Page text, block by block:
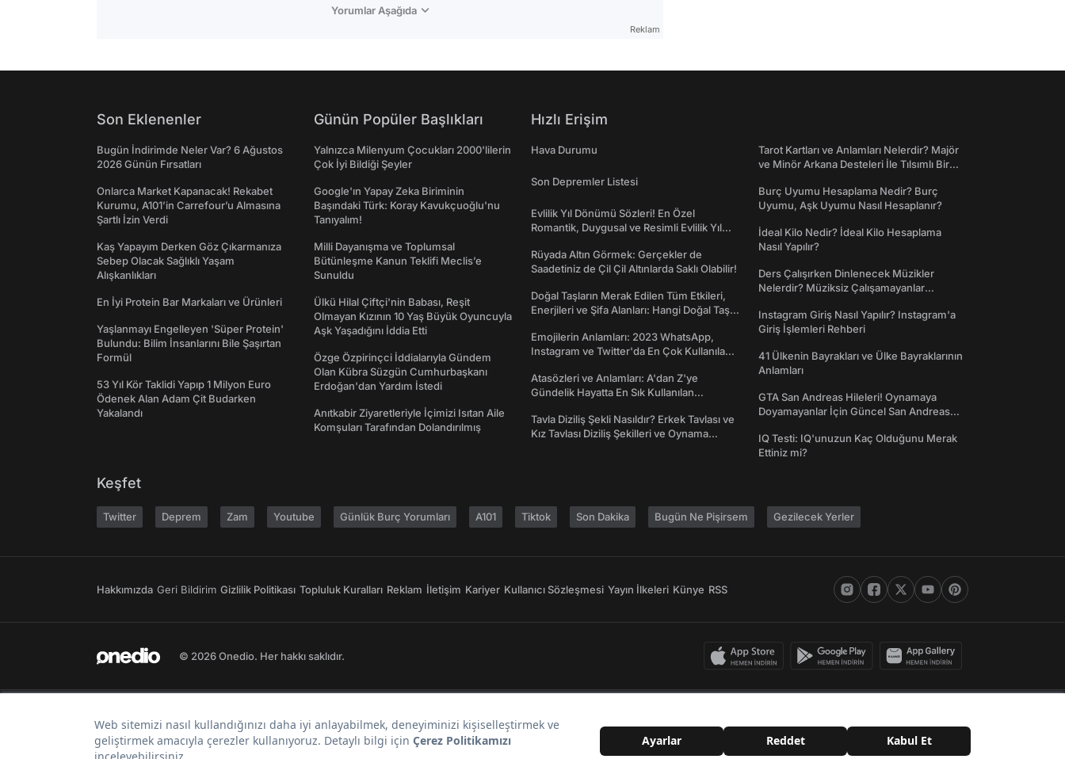
Yorumlar Aşağıda
Reklam
Son Eklenenler
Bugün İndirimde Neler Var? 6 Ağustos
2026 Günün Fırsatları
Onlarca Market Kapanacak! Rekabet
Kurumu, A101’in Carrefour’u Almasına
Şartlı İzin Verdi
Kaş Yapayım Derken Göz Çıkarmanıza
Sebep Olacak Sağlıklı Yaşam
Alışkanlıkları
En İyi Protein Bar Markaları ve Ürünleri
Yaşlanmayı Engelleyen 'Süper Protein'
Bulundu: Bilim İnsanlarını Bile Şaşırtan
Formül
53 Yıl Kör Taklidi Yapıp 1 Milyon Euro
Ödenek Alan Adam Çit Budarken
Yakalandı
Günün Popüler Başlıkları
Yalnızca Milenyum Çocukları 2000'lilerin
Çok İyi Bildiği Şeyler
Google'ın Yapay Zeka Biriminin
Başındaki Türk: Koray Kavukçuoğlu'nu
Tanıyalım!
Milli Dayanışma ve Toplumsal
Bütünleşme Kanun Teklifi Meclis’e
Sunuldu
Ülkü Hilal Çiftçi'nin Babası, Reşit
Olmayan Kızının 10 Yaş Büyük Oyuncuyla
Aşk Yaşadığını İddia Etti
Özge Özpirinçci İddialarıyla Gündem
Olan Kübra Süzgün Cumhurbaşkanı
Erdoğan'dan Yardım İstedi
Anıtkabir Ziyaretleriyle İçimizi Isıtan Aile
Komşuları Tarafından Dolandırılmış
Hızlı Erişim
Hava Durumu
Son Depremler Listesi
Evlilik Yıl Dönümü Sözleri! En Özel
Romantik, Duygusal ve Resimli Evlilik Yıl
Rüyada Altın Görmek: Gerçekler de
Saadetiniz de Çil Çil Altınlarda Saklı Olabilir!
Doğal Taşların Merak Edilen Tüm Etkileri,
Enerjileri ve Şifa Alanları: Hangi Doğal Taş
Emojilerin Anlamları: 2023 WhatsApp,
Instagram ve Twitter'da En Çok Kullanılan
Atasözleri ve Anlamları: A'dan Z'ye
Gündelik Hayatta En Sık Kullanılan
Tavla Diziliş Şekli Nasıldır? Erkek Tavlası ve
Kız Tavlası Diziliş Şekilleri ve Oynama
Tarot Kartları ve Anlamları Nelerdir? Majör
ve Minör Arkana Desteleri İle Tılsımlı Bir
Burç Uyumu Hesaplama Nedir? Burç
Uyumu, Aşk Uyumu Nasıl Hesaplanır?
İdeal Kilo Nedir? İdeal Kilo Hesaplama
Nasıl Yapılır?
Ders Çalışırken Dinlenecek Müzikler
Nelerdir? Müziksiz Çalışamayanlar
Instagram Giriş Nasıl Yapılır? Instagram'a
Giriş İşlemleri Rehberi
41 Ülkenin Bayrakları ve Ülke Bayraklarının
Anlamları
GTA San Andreas Hileleri! Oynamaya
Doyamayanlar İçin Güncel San Andreas
IQ Testi: IQ'unuzun Kaç Olduğunu Merak
Ettiniz mi?
Keşfet
Twitter Deprem Zam Youtube Günlük Burç Yorumları A101 Tiktok Son Dakika Bugün Ne Pişirsem Gezilecek Yerler
Hakkımızda Geri Bildirim Gizlilik Politikası Topluluk Kuralları Reklam İletişim Kariyer Kullanıcı Sözleşmesi Yayın İlkeleri Künye RSS
© 2026 Onedio. Her hakkı saklıdır.